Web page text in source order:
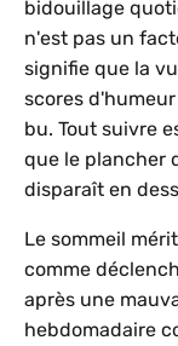
bidouillage
n'est pas un
signifie que la
scores
bu. Tout suivre
que le plancher
disparaît en
Le sommeil
comme
après une
hebdomadaire